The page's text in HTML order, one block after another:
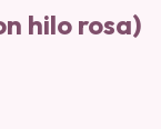
hilo rosa)